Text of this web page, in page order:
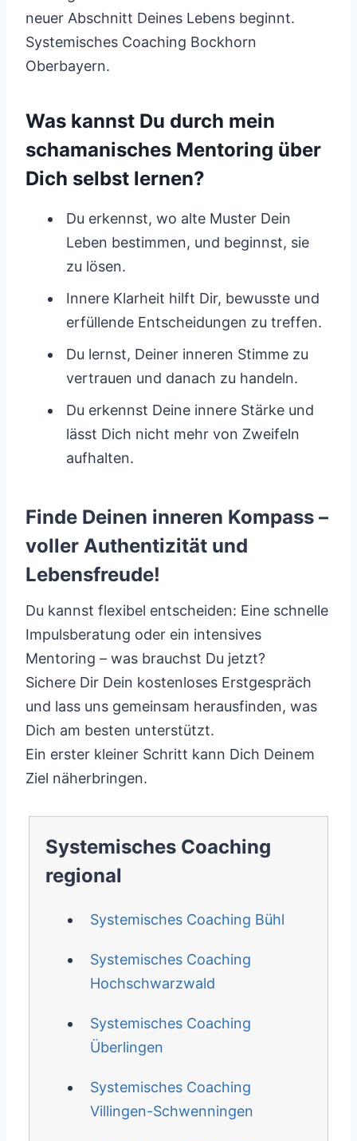
neuer Abschnitt Deines Lebens beginnt.
Systemisches Coaching Bockhorn
Oberbayern.
Was kannst Du durch mein
schamanisches Mentoring über
Dich selbst lernen?
Du erkennst, wo alte Muster Dein
Leben bestimmen, und beginnst, sie
zu lösen.
Innere Klarheit hilft Dir, bewusste und
erfüllende Entscheidungen zu treffen.
Du lernst, Deiner inneren Stimme zu
vertrauen und danach zu handeln.
Du erkennst Deine innere Stärke und
lässt Dich nicht mehr von Zweifeln
aufhalten.
Finde Deinen inneren Kompass –
voller Authentizität und
Lebensfreude!
Du kannst flexibel entscheiden: Eine schnelle
Impulsberatung oder ein intensives
Mentoring – was brauchst Du jetzt?
Sichere Dir Dein kostenloses Erstgespräch
und lass uns gemeinsam herausfinden, was
Dich am besten unterstützt.
Ein erster kleiner Schritt kann Dich Deinem
Ziel näherbringen.
Systemisches Coaching
regional
Systemisches Coaching Bühl
Systemisches Coaching
Hochschwarzwald
Systemisches Coaching
Überlingen
Systemisches Coaching
Villingen-Schwenningen